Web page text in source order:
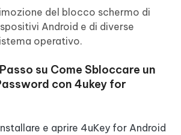
del blocco schermo di
Android e di diverse
operativo.
su Come Sbloccare un
con 4ukey for
e aprire 4uKey for Android